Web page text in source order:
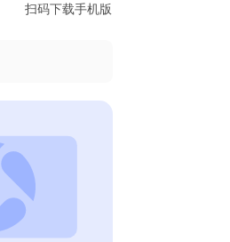
扫码下载手机版